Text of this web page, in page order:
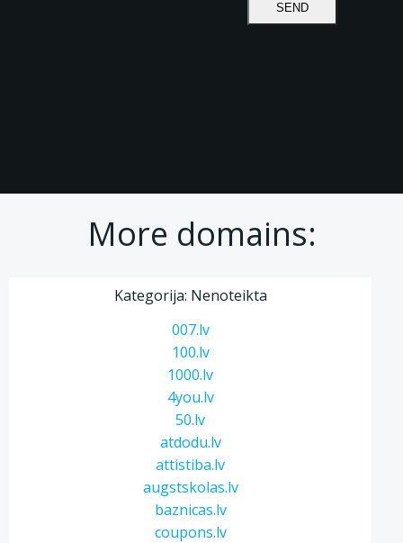
More domains:
Kategorija: Nenoteikta
007.lv
100.lv
1000.lv
4you.lv
50.lv
atdodu.lv
attistiba.lv
augstskolas.lv
baznicas.lv
coupons.lv